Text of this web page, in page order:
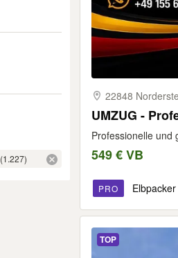
(1.227)
22848
Professionelle und
549 € VB
PRO
TOP